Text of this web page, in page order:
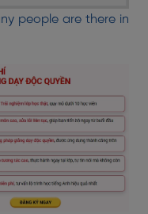
people are there in